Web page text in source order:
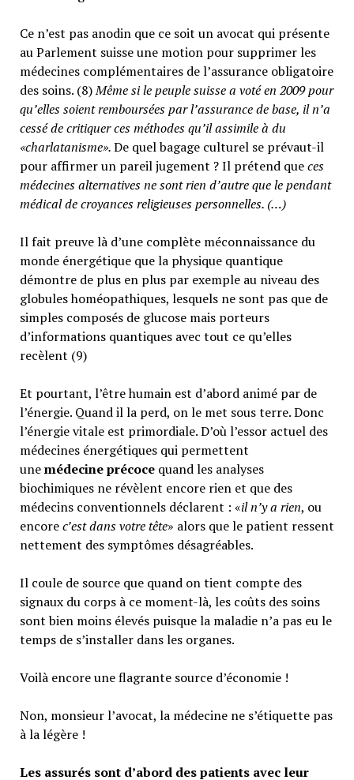
Ce n’est pas anodin que ce soit un avocat qui présente
au Parlement suisse une motion pour supprimer les
médecines complémentaires de l’assurance obligatoire
des soins. (8)Même si le peuple suisse a voté en 2009 pour
qu’elles soient remboursées par l’assurance de base, il n’a
cessé de critiquer ces méthodes qu’il assimile à du
«charlatanisme».De quel bagage culturel se prévaut-il
pour affirmer un pareil jugement ? Il prétend queces
médecines alternatives ne sont rien d’autre que le pendant
médical de croyances religieuses personnelles. (…)
Il fait preuve là d’une complète méconnaissance du
monde énergétique que la physique quantique
démontre de plus en plus par exemple au niveau des
globules homéopathiques, lesquels ne sont pas que de
simples composés de glucose mais porteurs
d’informations quantiques avec tout ce qu’elles
recèlent (9)
Et pourtant, l’être humain est d’abord animé par de
l’énergie. Quand il la perd, on le met sous terre. Donc
l’énergie vitale est primordiale. D’où l’essor actuel des
médecines énergétiques qui permettent
unemédecine précoce quand les analyses
biochimiques ne révèlent encore rien et que des
médecins conventionnels déclarent : «il n’y a rien, ou
encorec’est dans votre tête» alors que le patient ressent
nettement des symptômes désagréables.
Il coule de source que quand on tient compte des
signaux du corps à ce moment-là, les coûts des soins
sont bien moins élevés puisque la maladie n’a pas eu le
temps de s’installer dans les organes.
Voilà encore une flagrante source d’économie !
Non, monsieur l’avocat, la médecine ne s’étiquette pas
à la légère !
Les assurés sont d’abord des patients avec leur